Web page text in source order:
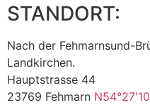
STANDORT:
Nach der Fehmarnsund-
Landkirchen.
Hauptstrasse 44
23769 Fehmarn